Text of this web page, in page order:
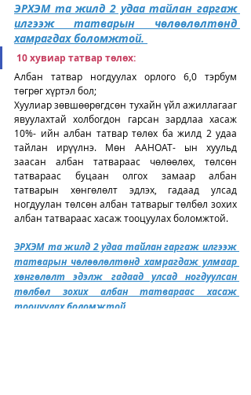
ЭРХЭМ та жилд 2 удаа тайлан гаргаж
илгээж татварын чөлөөлөлтөнд
хамрагдах боломжтой.
10 хувиар татвар төлөх:
Албан татвар ногдуулах орлого 6,0 тэрбум
төгрөг хүртэл бол;
Хуулиар зөвшөөрөгдсөн тухайн үйл ажиллагааг
явуулахтай холбогдон гарсан зардлаа хасаж
10%- ийн албан татвар төлөх ба жилд 2 удаа
тайлан ирүүлнэ. Мөн ААНОАТ- ын хуульд
заасан албан татвараас чөлөөлөх, төлсөн
татвараас буцаан олгох замаар албан
татварын хөнгөлөлт эдлэх, гадаад улсад
ногдуулан төлсөн албан татварыг төлбөл зохих
албан татвараас хасаж тооцуулах боломжтой.
ЭРХЭМ та жилд 2 удаа тайлан гаргаж илгээж
татварын чөлөөлөлтөнд хамрагдаж улмаар
хөнгөлөлт эдэлж гадаад улсад ногдуулсан
төлбөл зохих албан татвараас хасаж
тооцуулах боломжтой.